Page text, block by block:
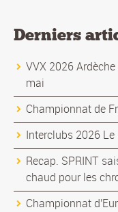
Derniers
VVX 2026
mai
Championnat de
Interclubs 2026 Le
Recap. SPRINT
chaud pour les
Championnat